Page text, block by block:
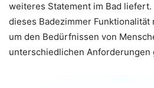
weiteres Statement im Bad
dieses Badezimmer Funktionalität
um den Bedürfnissen von
unterschiedlichen Anforderungen